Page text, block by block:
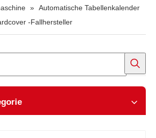
» Automatische Tabellenkalender
-Fallhersteller